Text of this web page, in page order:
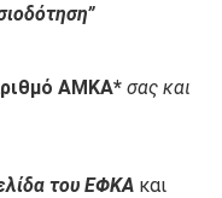
ΑΜΚΑ* σας και
του ΕΦΚΑ και